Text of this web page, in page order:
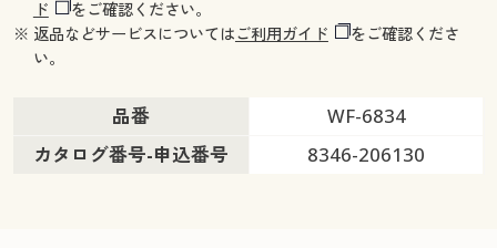
ド
をご確認ください。
※ 返品などサービスについてはご利用ガイド
をご確認くださ
い。
品番
WF-6834
カタログ番号-申込番号
8346-206130